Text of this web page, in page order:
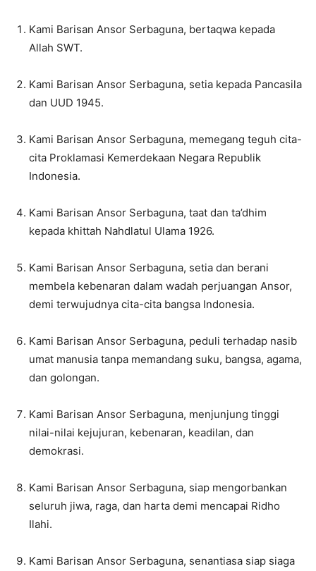
Kami Barisan Ansor Serbaguna, bertaqwa kepada
Allah SWT.
Kami Barisan Ansor Serbaguna, setia kepada Pancasila
dan UUD 1945.
Kami Barisan Ansor Serbaguna, memegang teguh cita-
cita Proklamasi Kemerdekaan Negara Republik
Indonesia.
Kami Barisan Ansor Serbaguna, taat dan ta’dhim
kepada khittah Nahdlatul Ulama 1926.
Kami Barisan Ansor Serbaguna, setia dan berani
membela kebenaran dalam wadah perjuangan Ansor,
demi terwujudnya cita-cita bangsa Indonesia.
Kami Barisan Ansor Serbaguna, peduli terhadap nasib
umat manusia tanpa memandang suku, bangsa, agama,
dan golongan.
Kami Barisan Ansor Serbaguna, menjunjung tinggi
nilai-nilai kejujuran, kebenaran, keadilan, dan
demokrasi.
Kami Barisan Ansor Serbaguna, siap mengorbankan
seluruh jiwa, raga, dan harta demi mencapai Ridho
Ilahi.
Kami Barisan Ansor Serbaguna, senantiasa siap siaga